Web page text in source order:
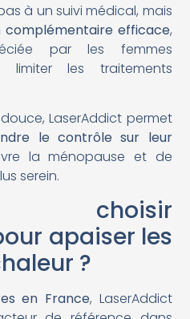
à un suivi médical, mais
complémentaire efficace,
par les femmes
les traitements
LaserAddict permet
le contrôle sur leur
la ménopause et de
serein.
choisir
apaiser les
?
en France, LaserAddict